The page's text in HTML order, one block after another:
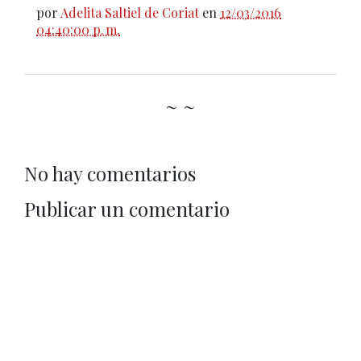
por Adelita Saltiel de Coriat en 12/03/2016
04:40:00 p. m.
~ ~
No hay comentarios
Publicar un comentario